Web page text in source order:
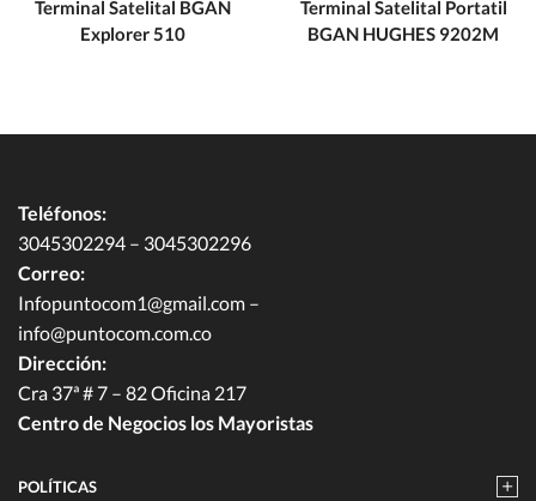
Terminal Satelital BGAN
Explorer 510
Terminal Satelital Portatil
BGAN HUGHES 9202M
Teléfonos:
3045302294 – 3045302296
Correo:
Infopuntocom1@gmail.com –
info@puntocom.com.co
Dirección:
Cra 37ª # 7 – 82 Oficina 217
Centro de Negocios los Mayoristas
POLÍTICAS